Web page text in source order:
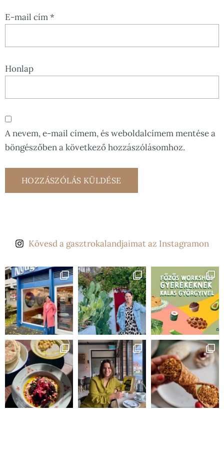
E-mail cím*
Honlap
A nevem, e-mail címem, és weboldalcímem mentése a
böngészőben a következő hozzászólásomhoz.
Kövesd a gasztrokalandjaimat az Instagramon